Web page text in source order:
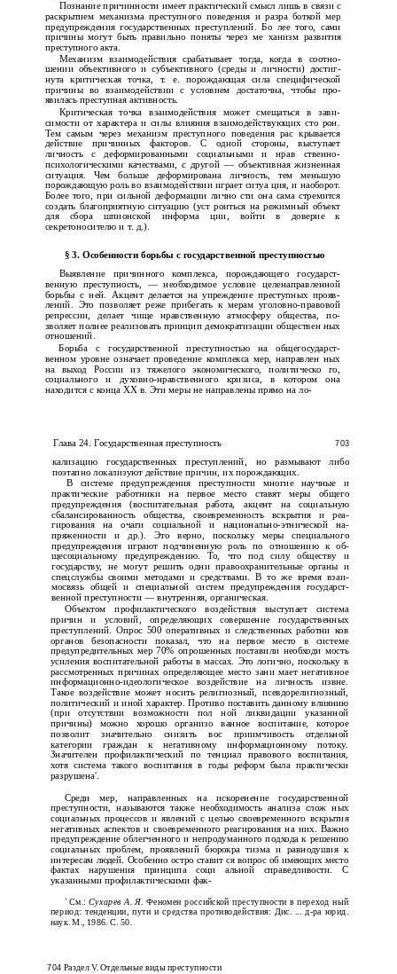
Познание причинности имеет практический смысл лишь в связи с
раскрытием механизма преступного поведения и разра­ боткой мер
предупреждения государственных преступлений. Бо­ лее того, сами
причины могут быть правильно поняты через ме­ ханизм развития
преступного акта.
Механизм взаимодействия срабатывает тогда, когда в соотно­
шении объективного и субъективного (среды и личности) достиг­
нута критическая точка, т. е. порождающая сила специфической
причины во взаимодействии с условием достаточна, чтобы про­
явилась преступная активность.
Критическая точка взаимодействия может смещаться в зави­
симости от характера и силы влияния взаимодействующих сто­ рон.
Тем самым через механизм преступного поведения рас­ крывается
действие причинных факторов. С одной стороны, выступает
личность с деформированными социальными и нрав­ ственно-
психологическими качествами, с другой — объективная жизненная
ситуация. Чем больше деформирована личность, тем меньшую
порождающую роль во взаимодействии играет ситуа­ ция, и наоборот.
Более того, при сильной деформации лично­ сти она сама стремится
создать благоприятную ситуацию (уст­ роиться на режимный объект
для сбора шпионской информа­ ции, войти в доверие к
секретоносителю и т. д.).
§ 3. Особенности борьбы с государственной преступностью
Выявление причинного комплекса, порождающего государст­
венную преступность, — необходимое условие целенаправленной
борьбы с ней. Акцент делается на упреждение преступных прояв­
лений. Это позволяет реже прибегать к мерам уголовно-правовой
репрессии, делает чище нравственную атмосферу общества, по­
зволяет полнее реализовать принцип демократизации обществен­ ных
отношений.
Борьба с государственной преступностью на общегосударст­
венном уровне означает проведение комплекса мер, направлен­ ных
на выход России из тяжелого экономического, политическо­ го,
социального и духовно-нравственного кризиса, в котором она
находится с конца XX в. Эти меры не направлены прямо на ло-
Глава 24. Государственная преступность 703
кализацию государственных преступлений, но размывают либо
поэтапно локализуют действие причин, их порождающих.
В системе предупреждения преступности многие научные и
практические работники на первое место ставят меры общего
предупреждения (воспитательная работа, акцент на социальную
сбалансированность общества, своевременность вскрытия и реа­
гирования на очаги социальной и национально-этнической на­
пряженности и др.). Это верно, поскольку меры специального
предупреждения играют подчиненную роль по отношению к об­
щесоциальному предупреждению. То, что под силу обществу и
государству, не могут решить одни правоохранительные органы и
спецслужбы своими методами и средствами. В то же время взаи­
мосвязь общей и специальной систем предупреждения государст­
венной преступности — внутренняя, органическая.
Объектом профилактического воздействия выступает система
причин и условий, определяющих совершение государственных
преступлений. Опрос 500 оперативных и следственных работни­ ков
органов безопасности показал, что на первое место в системе
предупредительных мер 70% опрошенных поставили необходи­ мость
усиления воспитательной работы в массах. Это логично, поскольку в
рассмотренных причинах определяющее место зани­ мает негативное
информационно-идеологическое воздействие на личность извне.
Такое воздействие может носить религиозный, псевдорелигиозный,
политический и иной характер. Противо­ поставить данному влиянию
(при отсутствии возможности пол­ ной ликвидации указанной
причины) можно хорошо организо­ ванное воспитание, которое
позволит значительно снизить вос­ приимчивость отдельной
категории граждан к негативному информационному потоку.
Значителен профилактический по­ тенциал правового воспитания,
хотя система такого воспитания в годы реформ была практически
разрушена'.
Среди мер, направленных на искоренение государственной
преступности, называются также необходимость анализа слож­ ных
социальных процессов и явлений с целью своевременного вскрытия
негативных аспектов и своевременного реагирования на них. Важно
предупреждение облегченного и непродуманного подхода к решению
социальных проблем, проявлений бюрокра­ тизма и равнодушия к
интересам людей. Особенно остро ставит­ ся вопрос об имеющих место
фактах нарушения принципа соци­ альной справедливости. С
указанными профилактическими фак-
1См.:Сухарев А. Я.Феномен российской преступности в переход­ ный
период: тенденции, пути и средства противодействия: Дис. ... д-ра юрид.
наук. М., 1986. С. 50.
704 Раздел V. Отдельные виды преступности